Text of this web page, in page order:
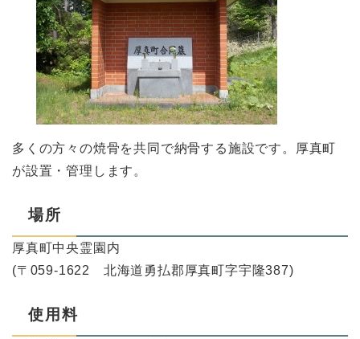
多くの方々の焼骨を共同で納骨する施設です。厚真町
が設置・管理します。
場所
厚真町中央霊園内
(〒059-1622 北海道勇払郡厚真町字宇隆387)
使用料